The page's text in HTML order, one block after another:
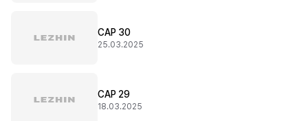
CAP 30
25.03.2025
CAP 29
18.03.2025